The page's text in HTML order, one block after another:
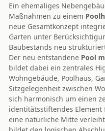
Ein ehemaliges
Maßnahmen zu einem
neue Gesamtkonzept
Garten unter
Baubestands neu
Der neu entstandene Pool
bildet dabei ein zentrales
Wohngebäude, Poolhaus,
Sitzgelegenheit zwischen
sich harmonisch um einen
identitätsstiftendes
eine natürliche Mitte